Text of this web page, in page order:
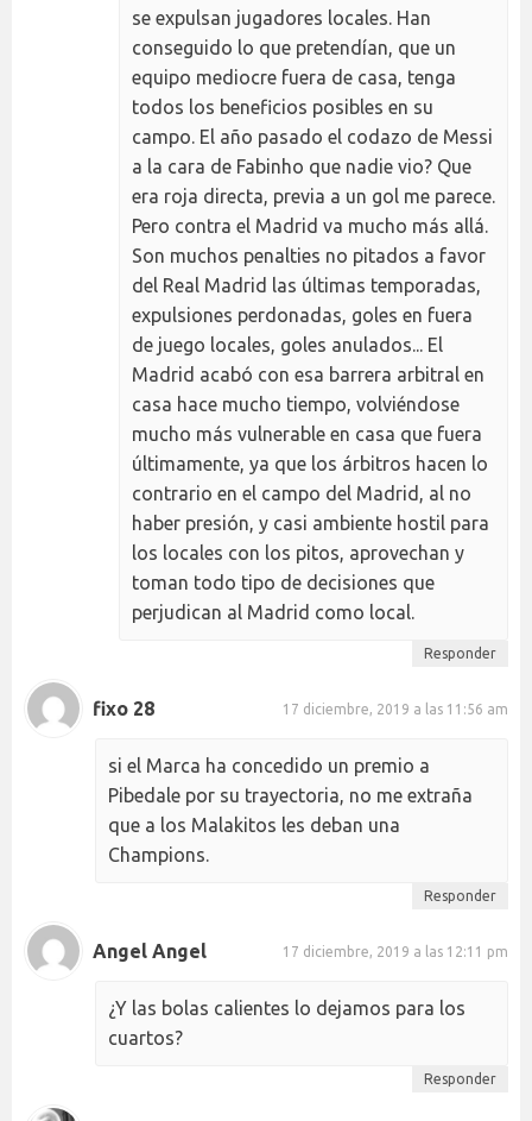
se expulsan jugadores locales. Han
conseguido lo que pretendían, que un
equipo mediocre fuera de casa, tenga
todos los beneficios posibles en su
campo. El año pasado el codazo de Messi
a la cara de Fabinho que nadie vio? Que
era roja directa, previa a un gol me parece.
Pero contra el Madrid va mucho más allá.
Son muchos penalties no pitados a favor
del Real Madrid las últimas temporadas,
expulsiones perdonadas, goles en fuera
de juego locales, goles anulados... El
Madrid acabó con esa barrera arbitral en
casa hace mucho tiempo, volviéndose
mucho más vulnerable en casa que fuera
últimamente, ya que los árbitros hacen lo
contrario en el campo del Madrid, al no
haber presión, y casi ambiente hostil para
los locales con los pitos, aprovechan y
toman todo tipo de decisiones que
perjudican al Madrid como local.
Responder
fixo 28 17 diciembre, 2019 a las 11:56 am
si el Marca ha concedido un premio a
Pibedale por su trayectoria, no me extraña
que a los Malakitos les deban una
Champions.
Responder
Angel Angel 17 diciembre, 2019 a las 12:11 pm
¿Y las bolas calientes lo dejamos para los
cuartos?
Responder